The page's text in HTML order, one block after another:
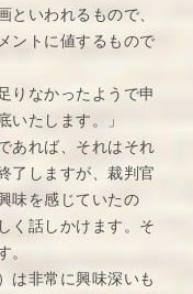
いわれるもので、
ントに値するもので
りなかったようで申
いたします。」
あれば、それはそれ
了しますが、裁判官
味を感じていたの
く話しかけます。そ
は非常に興味深いも